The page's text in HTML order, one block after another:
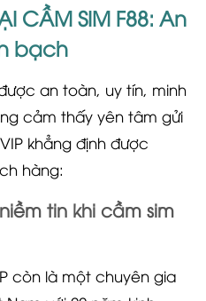
CẦM SIM F88: An
bạch
an toàn, uy tín, minh
cảm thấy yên tâm gửi
khẳng định được
hàng:
tin khi cầm sim
còn là một chuyên gia